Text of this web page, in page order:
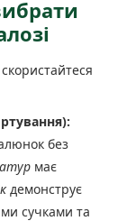
без
має
демонструє
сучками та